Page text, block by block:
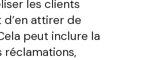
les clients
d’en attirer de
peut inclure la
réclamations,